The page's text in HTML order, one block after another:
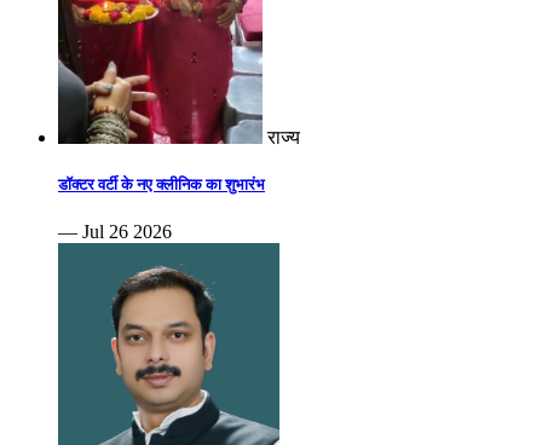
राज्य
डॉक्टर वर्टी के नए क्लीनिक का शुभारंभ
— Jul 26 2026